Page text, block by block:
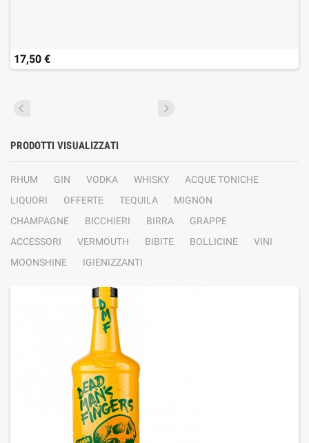
17,50 €
PRODOTTI VISUALIZZATI
RHUM GIN VODKA WHISKY
ACQUE TONICHE
LIQUORI
OFFERTE TEQUILA
MIGNON
CHAMPAGNE
BICCHIERI BIRRA
GRAPPE
ACCESSORI
VERMOUTH BIBITE BOLLICINE
VINI
MOONSHINE
IGIENIZZANTI